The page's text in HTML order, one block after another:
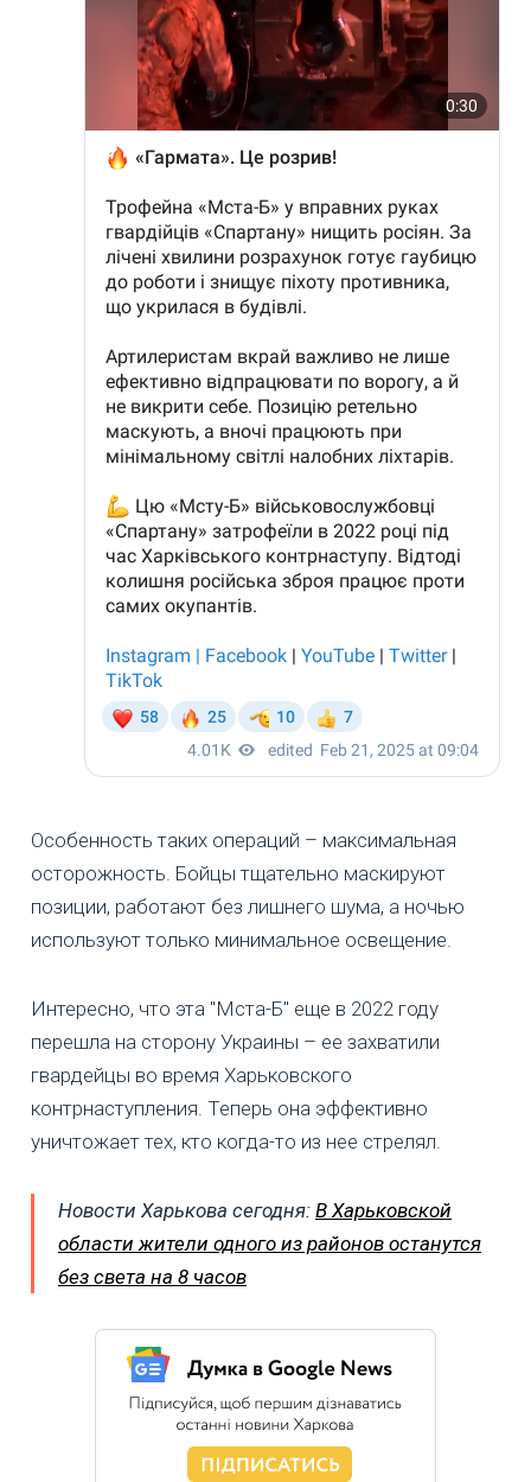
Особенность таких операций – максимальная
осторожность. Бойцы тщательно маскируют
позиции, работают без лишнего шума, а ночью
используют только минимальное освещение.
Интересно, что эта "Мста-Б" еще в 2022 году
перешла на сторону Украины – ее захватили
гвардейцы во время Харьковского
контрнаступления. Теперь она эффективно
уничтожает тех, кто когда-то из нее стрелял.
Новости Харькова сегодня: В Харьковской
области жители одного из районов останутся
без света на 8 часов